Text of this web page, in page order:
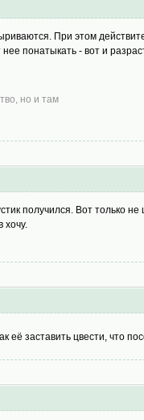
При этом
понатыкать - вот и
но и там
получился. Вот только
хочу.
её заставить цвести, что